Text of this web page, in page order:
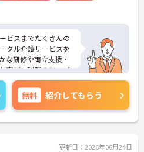
ビスまでたくさんの
タル介護サービスを
な研修や両立支援の
事が未経験の方、ブ
も安心して働ける環
は、面接対策ポイン
たしますのでお気軽
無料 紹介してもらう
更新日：2026年06月24日